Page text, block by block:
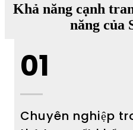
Khả năng cạnh
năng của
01
Chuyên nghiệp